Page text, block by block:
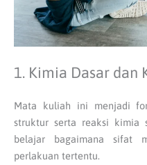
1. Kimia Dasar dan
Mata kuliah ini menjadi
struktur serta reaksi kimia
belajar bagaimana sifat
perlakuan tertentu.